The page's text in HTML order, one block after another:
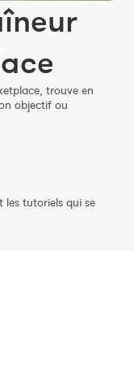
trouve en
objectif ou
les tutoriels qui se